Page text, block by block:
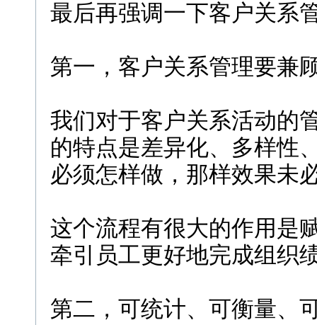
最后再强调一下客户关系
第一，客户关系管理要兼
我们对于客户关系活动的
的特点是差异化、多样性
必须怎样做，那样效果未
这个流程有很大的作用是
牵引员工更好地完成组织
第二，可统计、可衡量、